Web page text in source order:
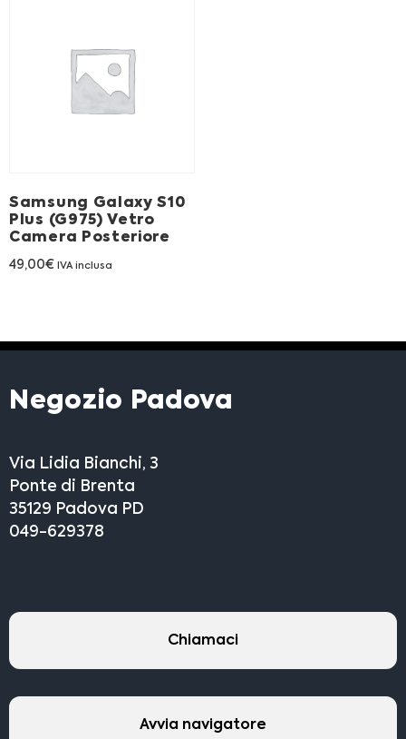
Samsung Galaxy S10
Plus (G975) Vetro
Camera Posteriore
49,00€ IVA inclusa
Negozio Padova
Via Lidia Bianchi, 3
Ponte di Brenta
35129 Padova PD
049-629378
Chiamaci
Avvia navigatore